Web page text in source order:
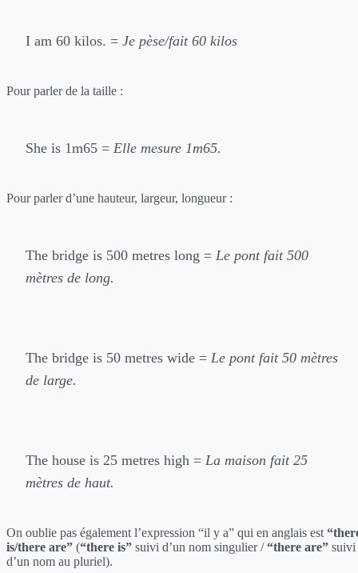
I am 60 kilos. = Je pèse/fait 60 kilos
Pour parler de la taille :
She is 1m65 = Elle mesure 1m65.
Pour parler d’une hauteur, largeur, longueur :
The bridge is 500 metres long = Le pont fait 500
mètres de long.
The bridge is 50 metres wide = Le pont fait 50 mètres
de large.
The house is 25 metres high = La maison fait 25
mètres de haut.
On oublie pas également l’expression “il y a” qui en anglais est
is/there are” (“there is” suivi d’un nom singulier /“there are” suivi
d’un nom au pluriel).